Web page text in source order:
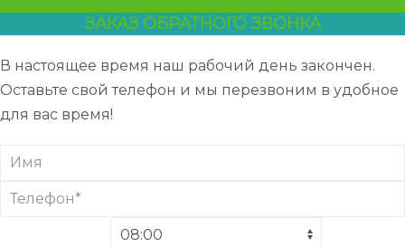
ЗАКАЗ ОБРАТНОГО ЗВОНКА
В настоящее время наш рабочий день закончен.
Оставьте свой телефон и мы перезвоним в удобное
для вас время!